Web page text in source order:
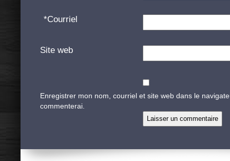
Courriel
*
Site web
Enregistrer mon nom, courriel et site web dans le
commenterai.